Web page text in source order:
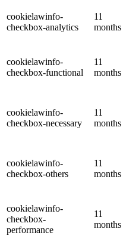
cookielawinfo-
checkbox-analytics
11
months
cookielawinfo-
checkbox-functional
11
months
cookielawinfo-
checkbox-necessary
11
months
cookielawinfo-
checkbox-others
11
months
cookielawinfo-
checkbox-
performance
11
months